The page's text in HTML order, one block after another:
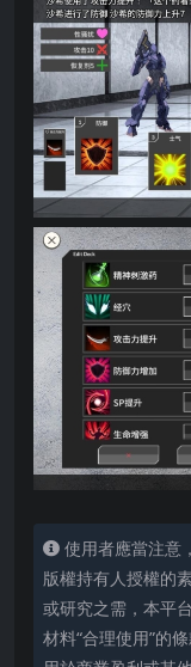
使用者應當注意
版權持有人授權的
或研究之需，本平
材料“合理使用”的